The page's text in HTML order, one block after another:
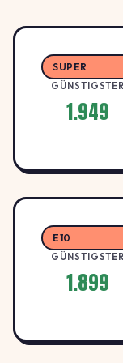
A
Aral
Inninger
B
Augsburg
E
EDEKA
SUPER
GÜNSTIGSTER
1.949
E10
GÜNSTIGSTER
1.899